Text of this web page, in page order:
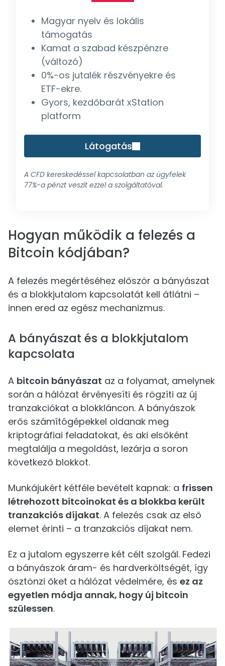
Magyar nyelv és lokális
támogatás
Kamat a szabad készpénzre
(változó)
0%-os jutalék részvényekre és
ETF-ekre.
Gyors, kezdőbarát xStation
platform
Látogatás
A CFD kereskedéssel kapcsolatban az ügyfelek
77%-a pénzt veszít ezzel a szolgáltatóval.
Hogyan működik a felezés a
Bitcoin kódjában?
A felezés megértéséhez először a bányászat
és a blokkjutalom kapcsolatát kell átlátni –
innen ered az egész mechanizmus.
A bányászat és a blokkjutalom
kapcsolata
A bitcoin bányászat az a folyamat, amelynek
során a hálózat érvényesíti és rögzíti az új
tranzakciókat a blokkláncon. A bányászok
erős számítógépekkel oldanak meg
kriptográfiai feladatokat, és aki elsőként
megtalálja a megoldást, lezárja a soron
következő blokkot.
Munkájukért kétféle bevételt kapnak: a frissen
létrehozott bitcoinokat és a blokkba került
tranzakciós díjakat. A felezés csak az első
elemet érinti – a tranzakciós díjakat nem.
Ez a jutalom egyszerre két célt szolgál. Fedezi
a bányászok áram- és hardverköltségét, így
ösztönzi őket a hálózat védelmére, és ez az
egyetlen módja annak, hogy új bitcoin
szülessen.